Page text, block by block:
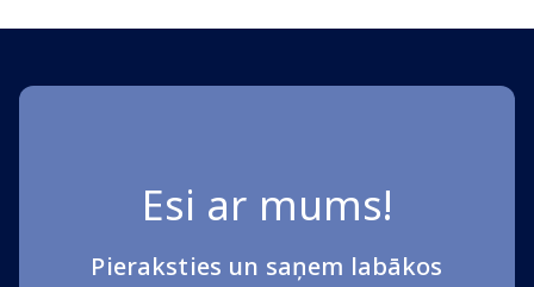
Esi ar mums!
Pieraksties un saņem labākos